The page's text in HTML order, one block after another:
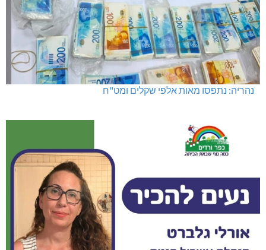
נהריה: נתפסו מאות אלפי שקלים ומט"ח